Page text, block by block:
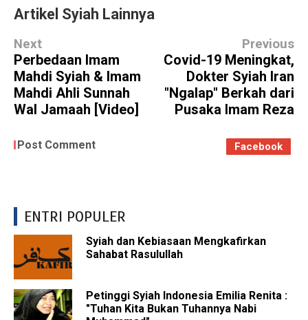
Artikel Syiah Lainnya
Next
Perbedaan Imam
Mahdi Syiah & Imam
Mahdi Ahli Sunnah
Wal Jamaah [Video]
Previous
Covid-19 Meningkat,
Dokter Syiah Iran
"Ngalap" Berkah dari
Pusaka Imam Reza
Post Comment Facebook
ENTRI POPULER
Syiah dan Kebiasaan Mengkafirkan
Sahabat Rasulullah
Petinggi Syiah Indonesia Emilia Renita :
"Tuhan Kita Bukan Tuhannya Nabi